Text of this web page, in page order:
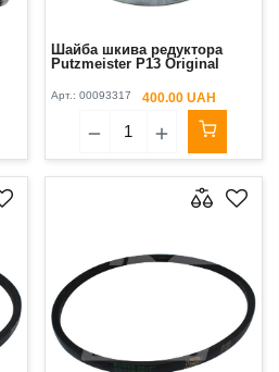
Шайба шкива редуктора
Putzmeister P13 Original
Арт.: 00093317 400.00 UAH